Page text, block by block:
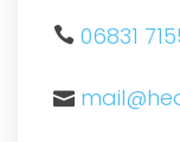
06831